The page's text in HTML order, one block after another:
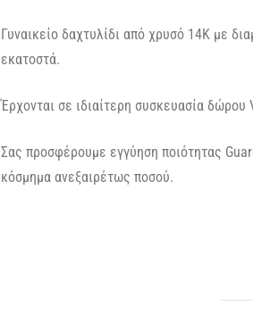
Γυναικείο δαχτυλίδι από χρυσό 14Κ με
εκατοστά.
Έρχονται σε ιδιαίτερη συσκευασία δώρου
Σας προσφέρουμε εγγύηση ποιότητας
κόσμημα ανεξαιρέτως ποσού.